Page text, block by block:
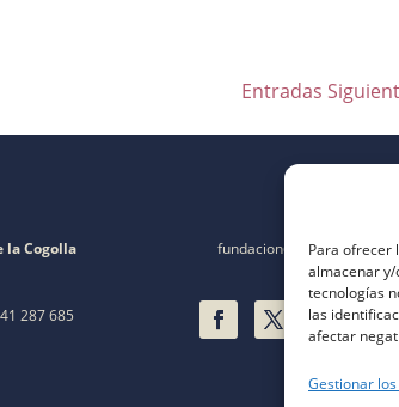
Para ofrecer
almacenar y/
tecnologías
las
afectar
Gestionar
Entradas
la Cogolla
287 685
fundacion@fsanmillan.es